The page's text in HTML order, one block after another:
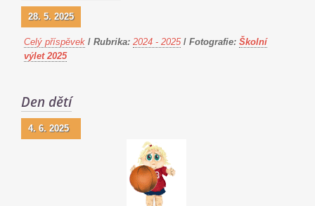
28. 5. 2025
Celý příspěvek / Rubrika: 2024 - 2025 / Fotografie: Školní
výlet 2025
Den dětí
4. 6. 2025